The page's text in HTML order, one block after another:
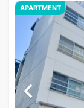
APARTMENT